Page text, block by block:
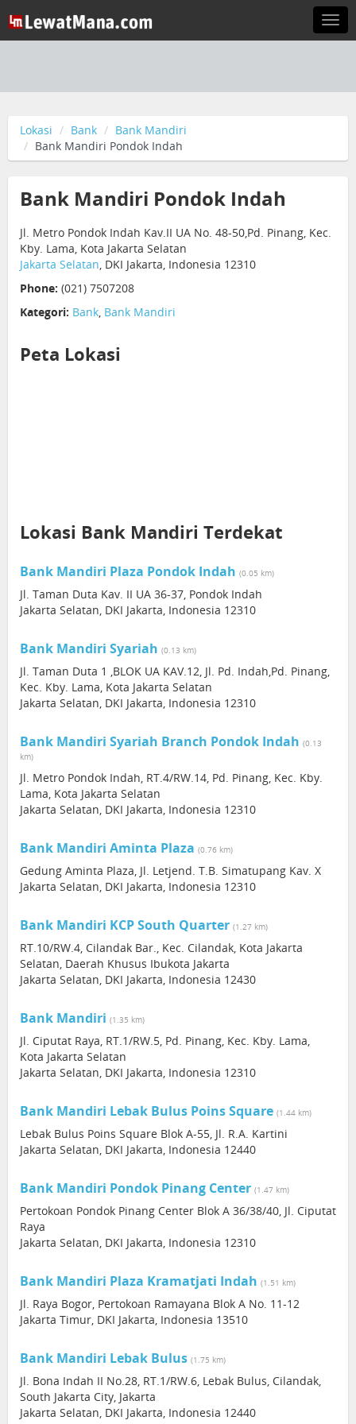
Lokasi Bank
Bank Mandiri
Bank Mandiri Pondok Indah
Bank Mandiri Pondok Indah
Jl. Metro Pondok Indah Kav.II UA No. 48-50,Pd. Pinang, Kec.
Kby. Lama, Kota Jakarta Selatan
Jakarta Selatan, DKI Jakarta, Indonesia 12310
Phone: (021) 7507208
Kategori: Bank, Bank Mandiri
Peta Lokasi
Lokasi Bank Mandiri Terdekat
Bank Mandiri Plaza Pondok Indah (0.05 km)
Jl. Taman Duta Kav. II UA 36-37, Pondok Indah
Jakarta Selatan, DKI Jakarta, Indonesia 12310
Bank Mandiri Syariah (0.13 km)
Jl. Taman Duta 1 ,BLOK UA KAV.12, Jl. Pd. Indah,Pd. Pinang,
Kec. Kby. Lama, Kota Jakarta Selatan
Jakarta Selatan, DKI Jakarta, Indonesia 12310
Bank Mandiri Syariah Branch Pondok Indah (0.13
km)
Jl. Metro Pondok Indah, RT.4/RW.14, Pd. Pinang, Kec. Kby.
Lama, Kota Jakarta Selatan
Jakarta Selatan, DKI Jakarta, Indonesia 12310
Bank Mandiri Aminta Plaza (0.76 km)
Gedung Aminta Plaza, Jl. Letjend. T.B. Simatupang Kav. X
Jakarta Selatan, DKI Jakarta, Indonesia 12310
Bank Mandiri KCP South Quarter (1.27 km)
RT.10/RW.4, Cilandak Bar., Kec. Cilandak, Kota Jakarta
Selatan, Daerah Khusus Ibukota Jakarta
Jakarta Selatan, DKI Jakarta, Indonesia 12430
Bank Mandiri (1.35 km)
Jl. Ciputat Raya, RT.1/RW.5, Pd. Pinang, Kec. Kby. Lama,
Kota Jakarta Selatan
Jakarta Selatan, DKI Jakarta, Indonesia 12310
Bank Mandiri Lebak Bulus Poins Square (1.44 km)
Lebak Bulus Poins Square Blok A-55, Jl. R.A. Kartini
Jakarta Selatan, DKI Jakarta, Indonesia 12440
Bank Mandiri Pondok Pinang Center (1.47 km)
Pertokoan Pondok Pinang Center Blok A 36/38/40, Jl. Ciputat
Raya
Jakarta Selatan, DKI Jakarta, Indonesia 12310
Bank Mandiri Plaza Kramatjati Indah (1.51 km)
Jl. Raya Bogor, Pertokoan Ramayana Blok A No. 11-12
Jakarta Timur, DKI Jakarta, Indonesia 13510
Bank Mandiri Lebak Bulus (1.75 km)
Jl. Bona Indah II No.28, RT.1/RW.6, Lebak Bulus, Cilandak,
South Jakarta City, Jakarta
Jakarta Selatan, DKI Jakarta, Indonesia 12440